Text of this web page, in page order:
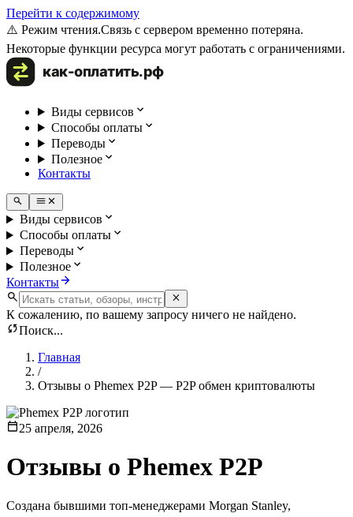
Перейти к содержимому
⚠️ Режим чтения.Связь с сервером временно потеряна.
Некоторые функции ресурса могут работать с ограничениями.
Виды сервисов
Способы оплаты
Переводы
Полезное
Контакты
Виды сервисов
Способы оплаты
Переводы
Полезное
Контакты
К сожалению, по вашему запросу ничего не найдено.
Поиск...
Главная
/
Отзывы о Phemex P2P — P2P обмен криптовалюты
25 апреля, 2026
Отзывы о Phemex P2P
Создана бывшими топ-менеджерами Morgan Stanley,